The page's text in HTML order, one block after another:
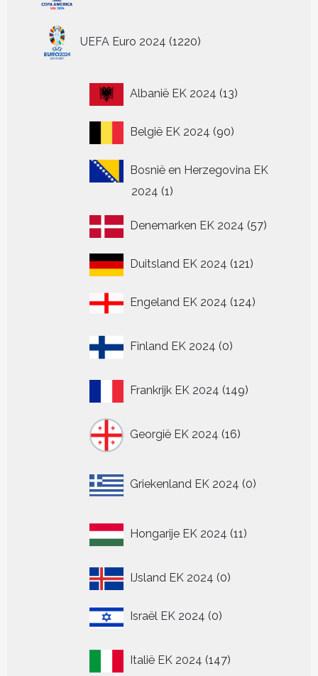
UEFA Euro 2024 1220
producten
Albanië EK 2024 1313
België EK 2024 9090
Bosnië en Herzegovina EK
2024 11
Denemarken EK 2024 5757
Duitsland EK 2024 121121
Engeland EK 2024 124124
Finland EK 2024 0
producten
Frankrijk EK 2024 149149
Georgië EK 2024 16
producten
Griekenland EK 2024 0
producten
Hongarije EK 2024 11
producten
IJsland EK 2024 00
Israël EK 2024 00
Italië EK 2024 147
producten